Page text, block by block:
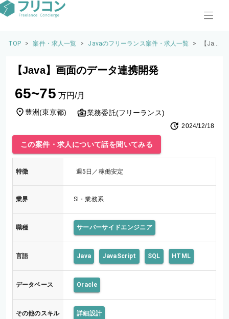
TOP > 案件・求人一覧 > Javaのフリーランス案件・求人一覧 >
【Jav
【Java】画面のデータ連携開発
65~75 万円/月
豊洲(東京都) 業務委託(フリーランス)
2024/12/18
この案件・求人について話を聞いてみる
特徴 週5日／稼働安定
業界 SI・業務系
職種 サーバーサイドエンジニア
言語 Java JavaScript SQL HTML
データベース Oracle
その他のスキル 詳細設計